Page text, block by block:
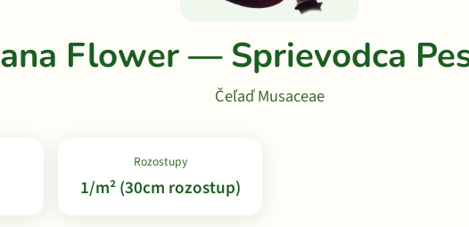
Flower — Sprievodca
Čeľaď Musaceae
Rozostupy
1/m² (30cm rozostup)